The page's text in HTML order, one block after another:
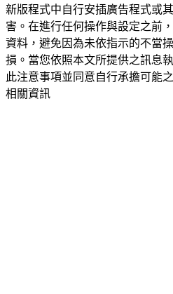
新版程式中自行安插廣告程式或
害。在進行任何操作與設定之前
資料，避免因為未依指示的不當
損。當您依照本文所提供之訊息
此注意事項並同意自行承擔可能
相關資訊